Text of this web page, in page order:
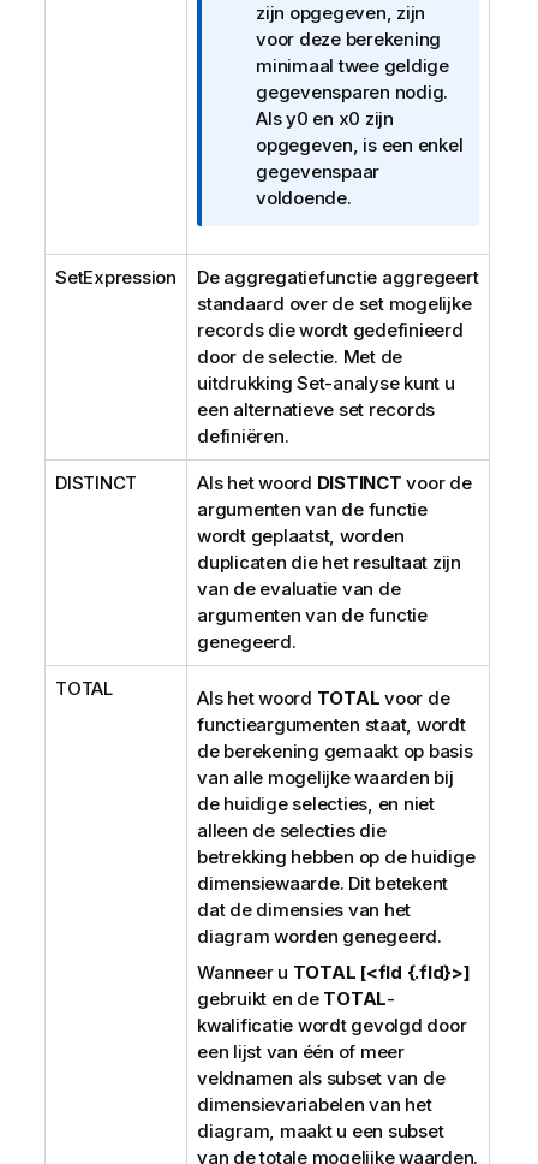
n
f
o
r
m
a
t
i
zijn opgegeven, zijn
voor deze berekening
minimaal twee geldige
gegevensparen nodig.
Alsy0 en x0 zijn
opgegeven, is een enkel
gegevenspaar
voldoende.
SetExpression
De aggregatiefunctie aggregeert
standaard over de set mogelijke
records die wordt gedefinieerd
door de selectie. Met de
uitdrukking Set-analyse kunt u
een alternatieve set records
definiëren.
DISTINCT Als het woord DISTINCT voor de
argumenten van de functie
wordt geplaatst, worden
duplicaten die het resultaat zijn
van de evaluatie van de
argumenten van de functie
genegeerd.
TOTAL Als het woord TOTAL voor de
functieargumenten staat, wordt
de berekening gemaakt op basis
van alle mogelijke waarden bij
de huidige selecties, en niet
alleen de selecties die
betrekking hebben op de huidige
dimensiewaarde. Dit betekent
dat de dimensies van het
diagram worden genegeerd.
Wanneer u TOTAL [<fld {.fld}>]
gebruikt en de TOTAL-
kwalificatie wordt gevolgd door
een lijst van één of meer
veldnamen als subset van de
dimensievariabelen van het
diagram, maakt u een subset
van de totale mogelijke waarden.